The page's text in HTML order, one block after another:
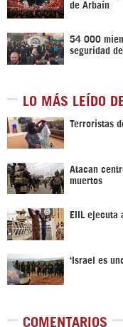
de Arbaín
54 000
seguridad
LO MÁS LEÍDO
Terroristas
Atacan
muertos
EIIL ejecuta
‘Israel es
COMENTARIOS